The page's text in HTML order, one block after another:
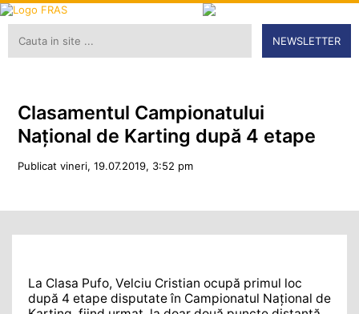
NEWSLETTER
Clasamentul Campionatului
Naţional de Karting după 4 etape
Publicat vineri, 19.07.2019, 3:52 pm
La Clasa Pufo, Velciu Cristian ocupă primul loc
după 4 etape disputate în Campionatul Naţional de